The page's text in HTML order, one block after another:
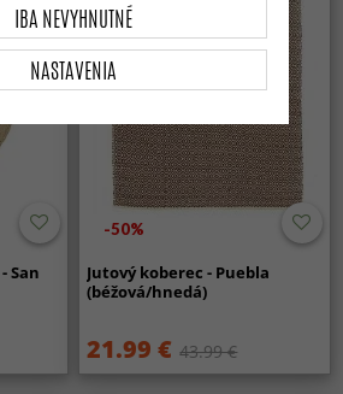
San
-50%
Jutový koberec - Puebla
(béžová/hnedá)
21.99 € 43.99 €
NASTAVENIA
IBA NEVYHNUTNÉ